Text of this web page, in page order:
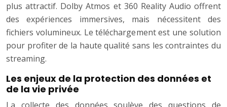
plus attractif. Dolby Atmos et 360 Reality Audio offrent
des expériences immersives, mais nécessitent des
fichiers volumineux. Le téléchargement est une solution
pour profiter de la haute qualité sans les contraintes du
streaming.
Les enjeux de la protection des données et
de la vie privée